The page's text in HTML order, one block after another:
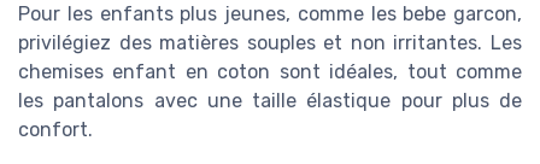
Pour les enfants plus jeunes, comme les bebe garcon,
privilégiez des matières souples et non irritantes. Les
chemises enfant en coton sont idéales, tout comme
les pantalons avec une taille élastique pour plus de
confort.